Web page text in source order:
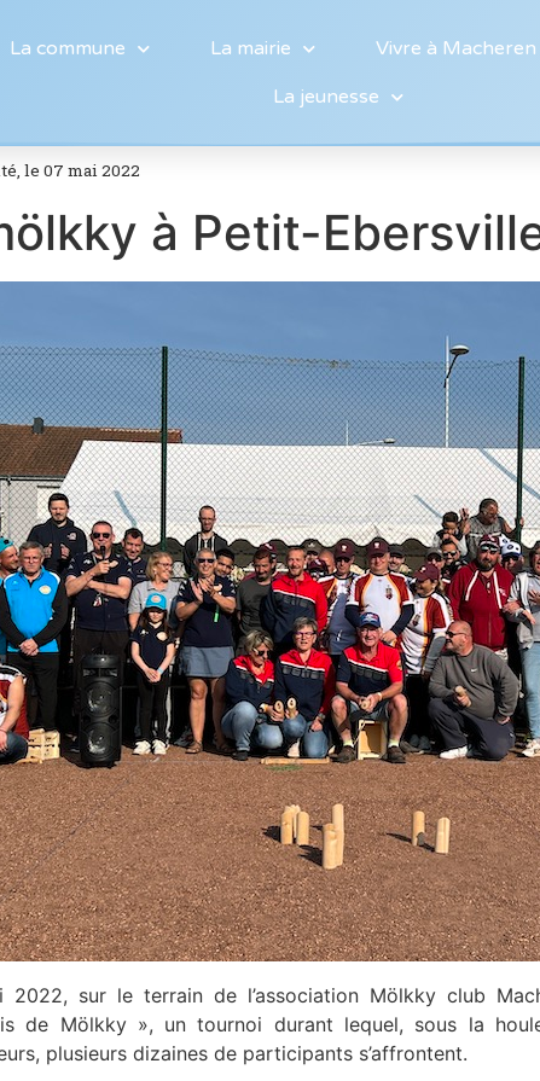
La commune La mairie Vivre à Macheren
La jeunesse
le 07 mai 2022
à Petit-
sur le terrain de l’association Mölkky club
de Mölkky », un tournoi durant lequel, sous la
plusieurs dizaines de participants s’affrontent.